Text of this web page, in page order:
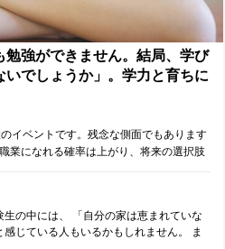
勉強ができません。結局、学び
いでしょうか」。学力と育ちに
イベントです。残念な側面でもあります
業になれる確率は上がり、将来の選択肢
の中には、 「自分の家は恵まれていな
じている人もいるかもしれません。 ま